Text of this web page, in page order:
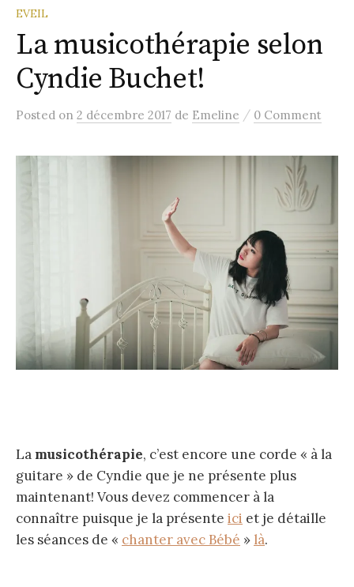
EVEIL
La musicothérapie selon
Cyndie Buchet!
Posted on 2 décembre 2017 de Emeline / 0 Comment
La musicothérapie, c’est encore une corde « à la
guitare » de Cyndie que je ne présente plus
maintenant! Vous devez commencer à la
connaître puisque je la présente ici et je détaille
les séances de « chanter avec Bébé » là.